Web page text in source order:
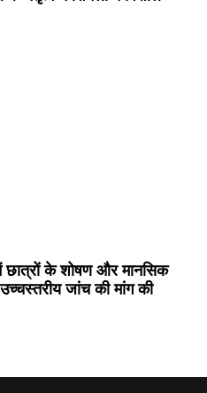
छात्रों के शोषण और मानसिक
जांच की मांग की